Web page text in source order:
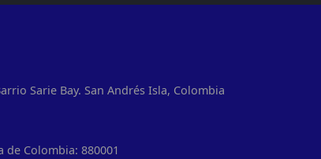
Sarie Bay. San Andrés Isla, Colombia
Colombia: 880001